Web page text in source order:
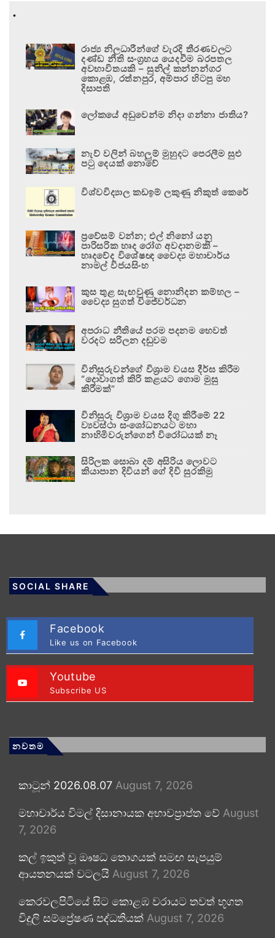
.
රාජ්‍ය නිලධාරීන්ගේ වැරදි තීරණවලට
දණ්ඩ නීති සංග්‍රහය යෙදවීම බරපතල
අවභාවිතයකි – සුනිල් කන්නන්ගර
කොළඹ, රත්නපුර, අම්පාර හිටපු මහ
දිසාපති
ලෝකයේ අඩුවෙන්ම නිදා ගන්නා ජාතිය?
නැව් වලින් බහලුම් මුහුදට පෙරලීම සුළු
පටු දෙයක් නොවේ
විශ්වවිද්‍යාල කඩඉම් ලකුණු නිකුත් කෙරේ
ප්‍රවේසම් වන්න; එල් නිනෝ යනු
පාරිසරික හෘද රෝග අවදානමකි –
හෘදවේද විශේෂඥ වෛද්‍ය මහාචාර්ය
නාමල් විජයසිංහ
කුස තුළ සැඟවුණු නොනිදන කම්හල –
වෛද්‍ය සුගත් විජේවර්ධන
අපරාධ නීතියේ පරම පදනම හෙවත්
වරදට සරිලන දඬුවම
විනිසුරුවන්ගේ විශ්‍රාම වයස දීර්ඝ කිරීම
“දොවාගත් කිරි කළයට ගොම මුසු
කිරීමක්”
විනිසුරු විශ්‍රාම වයස දිගු කිරීමේ 22
ව්‍යවස්ථා සංශෝධනයට මහා
නාහිමිවරුන්ගෙන් විරෝධයක් නෑ
සිරිලක සොබා දම් අසිරිය ලොවට
කියාපාන දිවියන් ගේ දිවි සුරකිමු
SOCIAL SHARE
Facebook
Like us on Facebook
Youtube
Subscribe US
නවතම
කාටූන් 2026.08.07 August 7, 2026
මහාචාර්ය විමල් දිසානායක අභාවප්‍රාප්ත වේ August
7, 2026
කල් ඉකුත් වූ ඖෂධ තොගයක් සමඟ සැපයුම්
ආයතනයක් වටලයි August 7, 2026
කෙරවලපිටියේ සිට කොළඹ වරායට තවත් භූගත
විදුලි සම්ප්‍රේෂණ පද්ධතියක් August 7, 2026